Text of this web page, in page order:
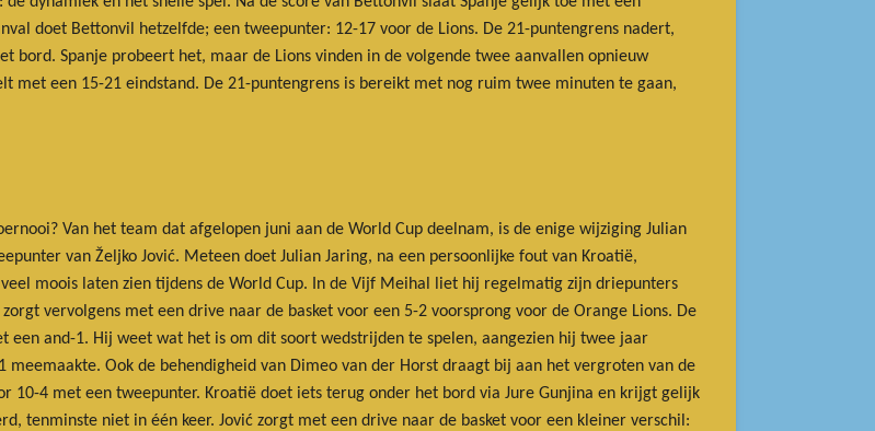
doet Bettonvil hetzelfde; een tweepunter: 12-17 voor de Lions. De 21-puntengrens nadert,
bord. Spanje probeert het, maar de Lions vinden in de volgende twee aanvallen opnieuw
met een 15-21 eindstand. De 21-puntengrens is bereikt met nog ruim twee minuten te gaan,
Van het team dat afgelopen juni aan de World Cup deelnam, is de enige wijziging Julian
van Željko Jović. Meteen doet Julian Jaring, na een persoonlijke fout van Kroatië,
moois laten zien tijdens de World Cup. In de Vijf Meihal liet hij regelmatig zijn driepunters
vervolgens met een drive naar de basket voor een 5-2 voorsprong voor de Orange Lions. De
een and-1. Hij weet wat het is om dit soort wedstrijden te spelen, aangezien hij twee jaar
meemaakte. Ook de behendigheid van Dimeo van der Horst draagt bij aan het vergroten van de
10-4 met een tweepunter. Kroatië doet iets terug onder het bord via Jure Gunjina en krijgt gelijk
tenminste niet in één keer. Jović zorgt met een drive naar de basket voor een kleiner verschil: